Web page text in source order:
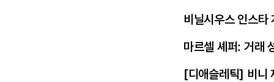
비닐시우스 인스타
마르셀 셰퍼: 거래
[디애슬레틱] 비니